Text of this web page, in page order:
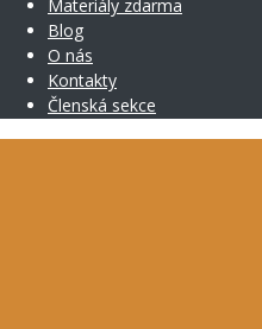
Materiály zdarma
Blog
O nás
Kontakty
Členská sekce